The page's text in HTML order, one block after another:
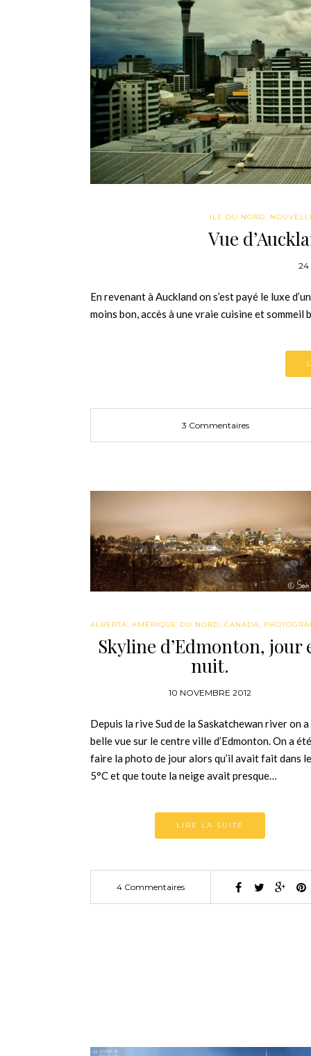
ILE DU NORD,
Vue
24
En revenant à Auckland on s’est payé le luxe
moins bon, accès à une vraie cuisine et
3 Commentaires
ALBERTA, AMÉRIQUE DU NORD, CANADA,
Skyline d’Edmonton, jour
nuit.
10 NOVEMBRE 2012
Depuis la rive Sud de la Saskatchewan river on a
belle vue sur le centre ville d’Edmonton. On a été
faire la photo de jour alors qu’il avait fait dans
5°C et que toute la neige avait presque…
LIRE LA SUITE
4 Commentaires